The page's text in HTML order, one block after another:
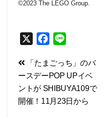
©2023 The LEGO Group.
c
e
b
o
n
e
投
稿
ナ
「たまごっち」のバ
ースデーPOP UPイベ
ントが SHIBUYA109で
開催！11月23日から